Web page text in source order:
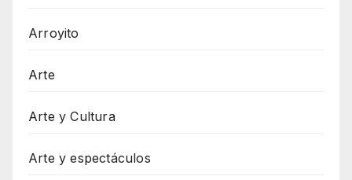
Arroyito
Arte
Arte y Cultura
Arte y espectáculos